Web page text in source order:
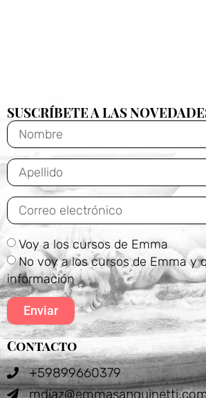
SUSCRÍBETE A LAS
Voy a los cursos de Emma
No voy a los cursos de Emma y
información
Enviar
Contacto
+59899660379